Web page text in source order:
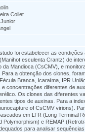
Collet
foi estabelecer as
esculenta Crantz) de
da Mandioca (CsCMV), e
a obtenção dos clones,
Branca, Icaraíma, IPR
e concentrações diferentes de
Os clones das diferentes
tipos de auxinas. Para a
of CsCMV virions).
em LTR (Long Terminal
Polymorphism) e REMAP
para analisar